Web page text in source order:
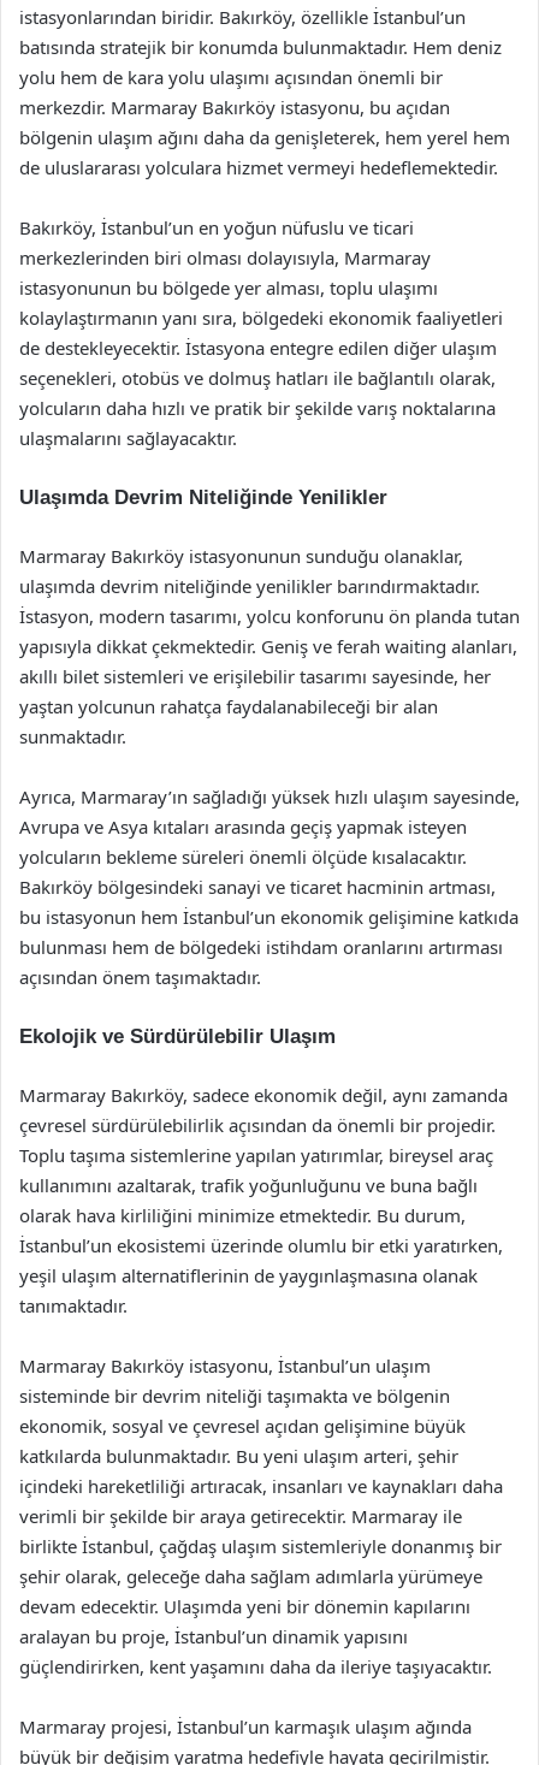
istasyonlarından biridir. Bakırköy, özellikle İstanbul’un
batısında stratejik bir konumda bulunmaktadır. Hem deniz
yolu hem de kara yolu ulaşımı açısından önemli bir
merkezdir. Marmaray Bakırköy istasyonu, bu açıdan
bölgenin ulaşım ağını daha da genişleterek, hem yerel hem
de uluslararası yolculara hizmet vermeyi hedeflemektedir.
Bakırköy, İstanbul’un en yoğun nüfuslu ve ticari
merkezlerinden biri olması dolayısıyla, Marmaray
istasyonunun bu bölgede yer alması, toplu ulaşımı
kolaylaştırmanın yanı sıra, bölgedeki ekonomik faaliyetleri
de destekleyecektir. İstasyona entegre edilen diğer ulaşım
seçenekleri, otobüs ve dolmuş hatları ile bağlantılı olarak,
yolcuların daha hızlı ve pratik bir şekilde varış noktalarına
ulaşmalarını sağlayacaktır.
Ulaşımda Devrim Niteliğinde Yenilikler
Marmaray Bakırköy istasyonunun sunduğu olanaklar,
ulaşımda devrim niteliğinde yenilikler barındırmaktadır.
İstasyon, modern tasarımı, yolcu konforunu ön planda tutan
yapısıyla dikkat çekmektedir. Geniş ve ferah waiting alanları,
akıllı bilet sistemleri ve erişilebilir tasarımı sayesinde, her
yaştan yolcunun rahatça faydalanabileceği bir alan
sunmaktadır.
Ayrıca, Marmaray’ın sağladığı yüksek hızlı ulaşım sayesinde,
Avrupa ve Asya kıtaları arasında geçiş yapmak isteyen
yolcuların bekleme süreleri önemli ölçüde kısalacaktır.
Bakırköy bölgesindeki sanayi ve ticaret hacminin artması,
bu istasyonun hem İstanbul’un ekonomik gelişimine katkıda
bulunması hem de bölgedeki istihdam oranlarını artırması
açısından önem taşımaktadır.
Ekolojik ve Sürdürülebilir Ulaşım
Marmaray Bakırköy, sadece ekonomik değil, aynı zamanda
çevresel sürdürülebilirlik açısından da önemli bir projedir.
Toplu taşıma sistemlerine yapılan yatırımlar, bireysel araç
kullanımını azaltarak, trafik yoğunluğunu ve buna bağlı
olarak hava kirliliğini minimize etmektedir. Bu durum,
İstanbul’un ekosistemi üzerinde olumlu bir etki yaratırken,
yeşil ulaşım alternatiflerinin de yaygınlaşmasına olanak
tanımaktadır.
Marmaray Bakırköy istasyonu, İstanbul’un ulaşım
sisteminde bir devrim niteliği taşımakta ve bölgenin
ekonomik, sosyal ve çevresel açıdan gelişimine büyük
katkılarda bulunmaktadır. Bu yeni ulaşım arteri, şehir
içindeki hareketliliği artıracak, insanları ve kaynakları daha
verimli bir şekilde bir araya getirecektir. Marmaray ile
birlikte İstanbul, çağdaş ulaşım sistemleriyle donanmış bir
şehir olarak, geleceğe daha sağlam adımlarla yürümeye
devam edecektir. Ulaşımda yeni bir dönemin kapılarını
aralayan bu proje, İstanbul’un dinamik yapısını
güçlendirirken, kent yaşamını daha da ileriye taşıyacaktır.
Marmaray projesi, İstanbul’un karmaşık ulaşım ağında
büyük bir değişim yaratma hedefiyle hayata geçirilmiştir.